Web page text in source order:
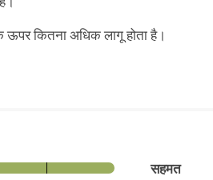
कितना अधिक लागू होता है।
सहमत